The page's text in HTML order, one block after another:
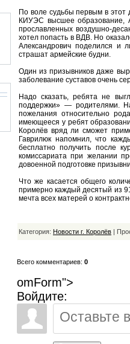
По воле судьбы первым в
КИУЭС высшее образование,
прославленных воздушно-
хотел попасть в ВДВ. Но
Александрович поделился и
страшат армейские будни.
Один из призывников даже
заболевание суставов очень
Надо сказать, ребята не
поддержки» — родителями.
пожелания относительно
имеющееся у ребят
Королёв вряд ли сможет
Гаврилюк напомнил, что
бесплатно получить после
комиссариата при желании
довоенной подготовке
Что же касается общего
примерно каждый десятый из
мечта всех матерей о
Категория: Новости г. Королёв |
Всего комментариев: 0
omForm">
Войдите: